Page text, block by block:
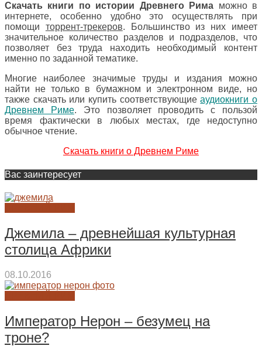
Скачать книги по истории Древнего Рима можно в
интернете, особенно удобно это осуществлять при
помощи торрент-трекеров. Большинство из них имеет
значительное количество разделов и подразделов, что
позволяет без труда находить необходимый контент
именно по заданной тематике.
Многие наиболее значимые труды и издания можно
найти не только в бумажном и электронном виде, но
также скачать или купить соответствующиеаудиокниги о
Древнем Риме. Это позволяет проводить с пользой
время фактически в любых местах, где недоступно
обычное чтение.
Скачать книги о Древнем Риме
Вас заинтересует
Джемила – древнейшая культурная
столица Африки
08.10.2016
Император Нерон – безумец на
троне?